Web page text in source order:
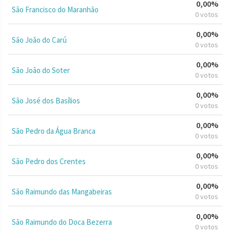
São Francisco do Maranhão
0,00%
0 votos
São João do Carú
0,00%
0 votos
São João do Soter
0,00%
0 votos
São José dos Basílios
0,00%
0 votos
São Pedro da Água Branca
0,00%
0 votos
São Pedro dos Crentes
0,00%
0 votos
São Raimundo das Mangabeiras
0,00%
0 votos
São Raimundo do Doca Bezerra
0,00%
0 votos